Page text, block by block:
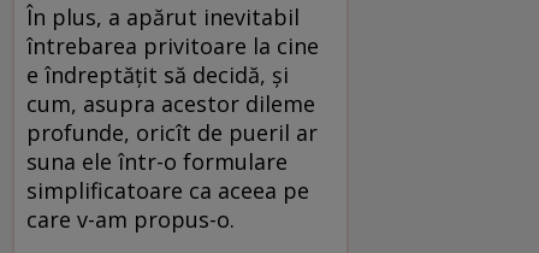
În plus, a apărut inevitabil
întrebarea privitoare la cine
e îndreptăţit să decidă, şi
cum, asupra acestor dileme
profunde, oricît de pueril ar
suna ele într-o formulare
simplificatoare ca aceea pe
care v-am propus-o.